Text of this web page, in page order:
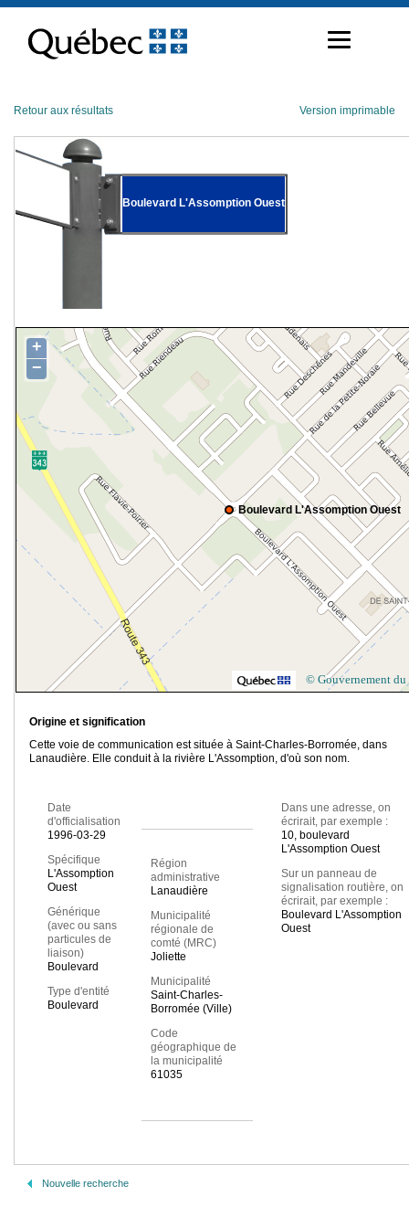
contenu
Retour aux résultats Version imprimable
Boulevard L'Assomption Ouest
Boulevard L'Assomption Ouest
+
−
© Gouvernement du
Origine et signification
Cette voie de communication est située à Saint-Charles-Borromée, dans
Lanaudière. Elle conduit à la rivière L'Assomption, d'où son nom.
Date
d'officialisation
1996-03-29
Spécifique
L'Assomption
Ouest
Générique
(avec ou sans
particules de
liaison)
Boulevard
Type d'entité
Boulevard
Région
administrative
Lanaudière
Municipalité
régionale de
comté (MRC)
Joliette
Municipalité
Saint-Charles-
Borromée (Ville)
Code
géographique de
la municipalité
61035
Dans une adresse, on
écrirait, par exemple :
10, boulevard
L'Assomption Ouest
Sur un panneau de
signalisation routière, on
écrirait, par exemple :
Boulevard L'Assomption
Ouest
Nouvelle recherche